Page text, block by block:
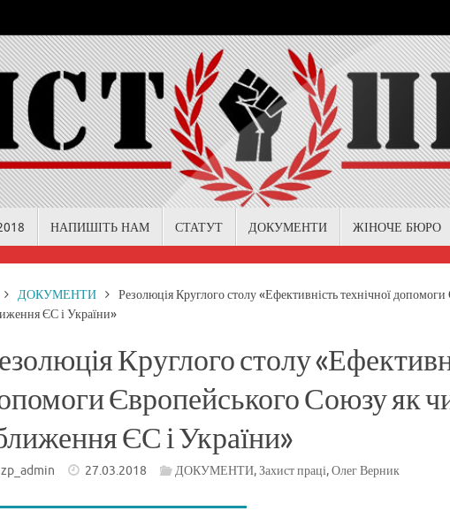
НАПИШІТЬ НАМ СТАТУТ ДОКУМЕНТИ ЖІНОЧЕ БЮРО
HomeДОКУМЕНТИ
Резолюція Круглого столу «Ефективність технічної
ЄС і України»
Круглого столу
Європейського Союзу як
ЄС і України»
zp_admin 27.03.2018 ДОКУМЕНТИ,Захист праці,Олег Верник